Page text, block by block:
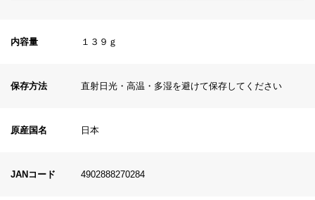
内容量 １３９ｇ
保存方法 直射日光・高温・多湿を避けて保存してください
原産国名 日本
JANコード 4902888270284